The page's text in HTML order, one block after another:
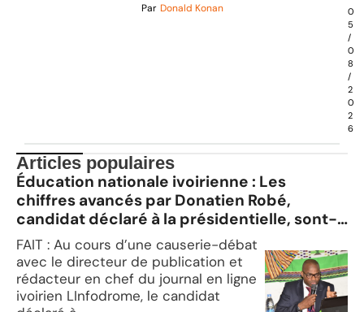
Par Donald Konan
0
5
/
0
8
/
2
0
2
6
Articles populaires
Éducation nationale ivoirienne : Les
chiffres avancés par Donatien Robé,
candidat déclaré à la présidentielle, sont-
ils exacts ?
FAIT : Au cours d’une causerie-débat
avec le directeur de publication et
rédacteur en chef du journal en ligne
ivoirien LInfodrome, le candidat